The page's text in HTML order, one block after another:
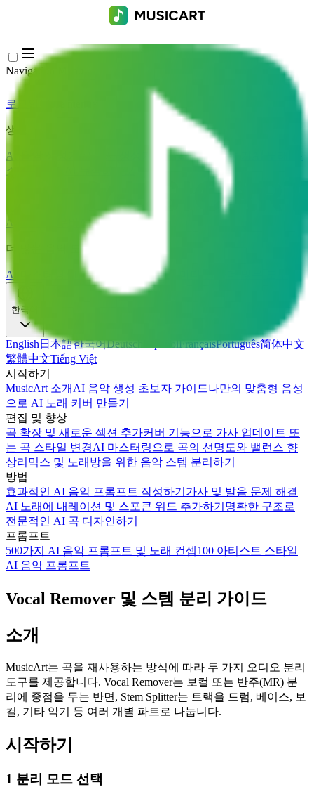
Navigation Menu
로그인
생성
AI 음악 생성기 AI 노래 커버 생성기
소리 생성기
AI 보컬 리무버 AI 음원 분리
더 많은 음악 도구
AI 마스터링 AI 미디 시퀀서 AI 악보 미디 변환
한국어
English 日本語한국어Deutsch EspañolFrançaisPortuguês简体中文
繁體中文Tiếng Việt
시작하기
MusicArt 소개 AI 음악 생성 초보자 가이드나만의 맞춤형 음성
으로 AI 노래 커버 만들기
편집 및 향상
곡 확장 및 새로운 섹션 추가커버 기능으로 가사 업데이트 또
는 곡 스타일 변경AI 마스터링으로 곡의 선명도와 밸런스 향
상리믹스 및 노래방을 위한 음악 스템 분리하기
방법
효과적인 AI 음악 프롬프트 작성하기 가사 및 발음 문제 해결
AI 노래에 내레이션 및 스포큰 워드 추가하기 명확한 구조로
전문적인 AI 곡 디자인하기
프롬프트
500가지 AI 음악 프롬프트 및 노래 컨셉100 아티스트 스타일
AI 음악 프롬프트
Vocal Remover 및 스템 분리 가이드
소개
MusicArt는 곡을 재사용하는 방식에 따라 두 가지 오디오 분리
도구를 제공합니다. Vocal Remover는 보컬 또는 반주(MR) 분
리에 중점을 두는 반면, Stem Splitter는 트랙을 드럼, 베이스, 보
컬, 기타 악기 등 여러 개별 파트로 나눕니다.
시작하기
1 분리 모드 선택